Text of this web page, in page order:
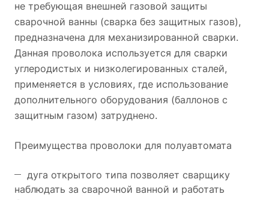
не требующая внешней газовой защиты
сварочной ванны (сварка без защитных газов),
предназначена для механизированной сварки.
Данная проволока используется для сварки
углеродистых и низколегированных сталей,
применяется в условиях, где использование
дополнительного оборудования (баллонов с
защитным газом) затруднено.
Преимущества проволоки для полуавтомата
дуга открытого типа позволяет сварщику
наблюдать за сварочной ванной и работать